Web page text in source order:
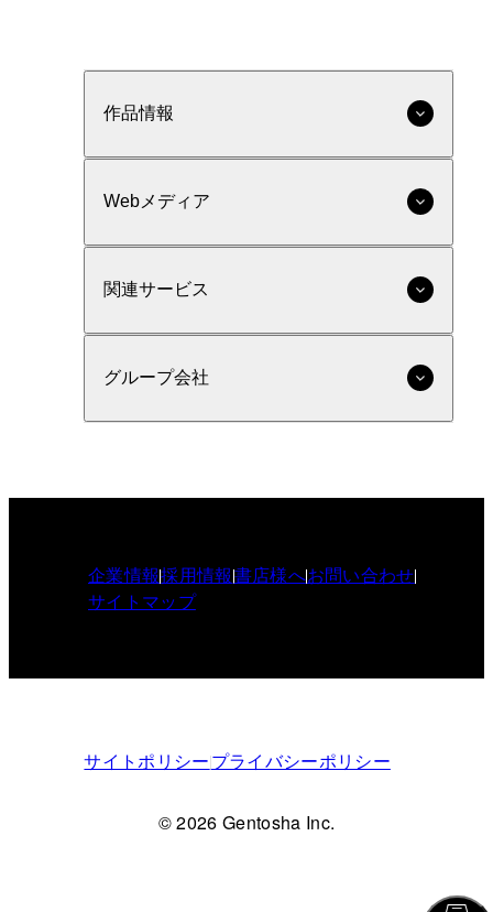
作品情報
Webメディア
関連サービス
グループ会社
企業情報採用情報書店様へお問い合わせ
サイトマップ
サイトポリシープライバシーポリシー
© 2026 Gentosha Inc.